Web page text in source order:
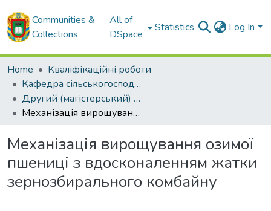
Communities &
Collections
All of
DSpace
Statistics Log In
Home
Кваліфікаційні роботи
Кафедра сільськогосподарського машинобудування
Другий (магістерський) рівень
Механізація вирощування озимої пшениці з вдосконаленням жатки зернозбирального комбайну
Механізація вирощування озимої
пшениці з вдосконаленням жатки
зернозбирального комбайну